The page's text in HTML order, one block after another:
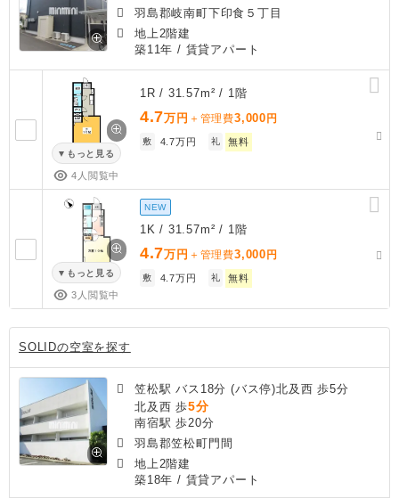
羽島郡岐南町下印食５丁目
地上2階建
築11年 / 賃貸アパート
もっと見る
4人閲覧中
1R / 31.57m² / 1階
4.7万円 ＋管理費3,000 円
敷 4.7万円 礼 無料
もっと見る
3人閲覧中
NEW
1K / 31.57m² / 1階
4.7万円 ＋管理費3,000 円
敷 4.7万円 礼 無料
SOLIDの空室を探す
笠松駅 バス18分 (バス停)北及西 歩5分
北及西 歩5分
南宿駅 歩20分
羽島郡笠松町門間
地上2階建
築18年 / 賃貸アパート